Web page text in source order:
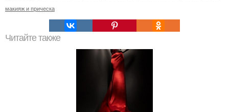
макияж и прическа
Читайте также